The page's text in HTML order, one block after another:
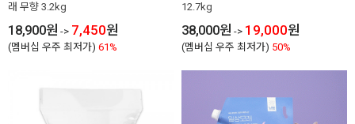
래 무향 3.2kg
18,900원 -> 7,450원
(멤버십 우주 최저가) 61%
12.7kg
38,000원 -> 19,000원
(멤버십 우주 최저가) 50%